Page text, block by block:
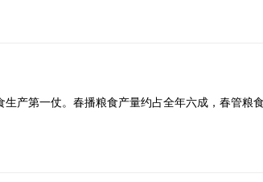
第一仗。春播粮食产量约占全年六成，春管粮